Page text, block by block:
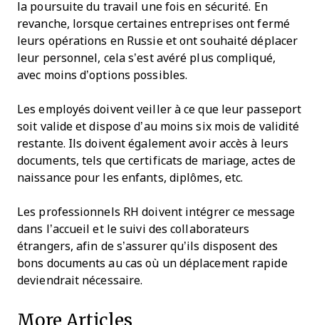
la poursuite du travail une fois en sécurité. En
revanche, lorsque certaines entreprises ont fermé
leurs opérations en Russie et ont souhaité déplacer
leur personnel, cela s’est avéré plus compliqué,
avec moins d’options possibles.
Les employés doivent veiller à ce que leur passeport
soit valide et dispose d’au moins six mois de validité
restante. Ils doivent également avoir accès à leurs
documents, tels que certificats de mariage, actes de
naissance pour les enfants, diplômes, etc.
Les professionnels RH doivent intégrer ce message
dans l’accueil et le suivi des collaborateurs
étrangers, afin de s’assurer qu’ils disposent des
bons documents au cas où un déplacement rapide
deviendrait nécessaire.
More Articles